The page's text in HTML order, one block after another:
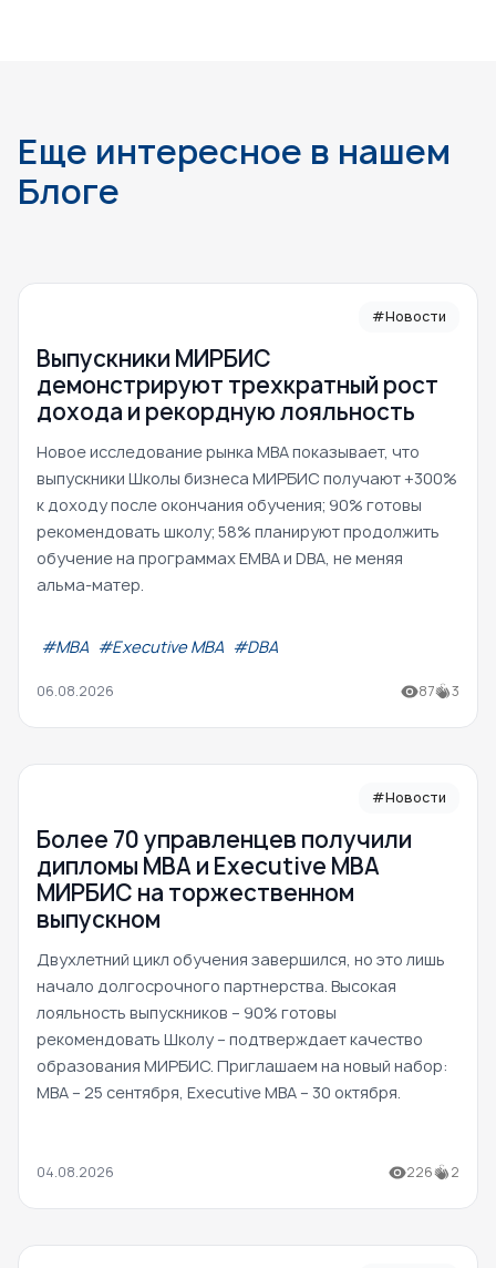
Еще интересное в нашем
Блоге
#Новости
Выпускники МИРБИС
демонстрируют трехкратный рост
дохода и рекордную лояльность
Новое исследование рынка MBA показывает, что
выпускники Школы бизнеса МИРБИС получают +300%
к доходу после окончания обучения; 90% готовы
рекомендовать школу; 58% планируют продолжить
обучение на программах EMBA и DBA, не меняя
альма-матер.
#МВА #Executive MBA #DBA
06.08.2026 87 3
#Новости
Более 70 управленцев получили
дипломы MBA и Executive MBA
МИРБИС на торжественном
выпускном
Двухлетний цикл обучения завершился, но это лишь
начало долгосрочного партнерства. Высокая
лояльность выпускников – 90% готовы
рекомендовать Школу – подтверждает качество
образования МИРБИС. Приглашаем на новый набор:
MBA – 25 сентября, Executive MBA – 30 октября.
04.08.2026 226 2